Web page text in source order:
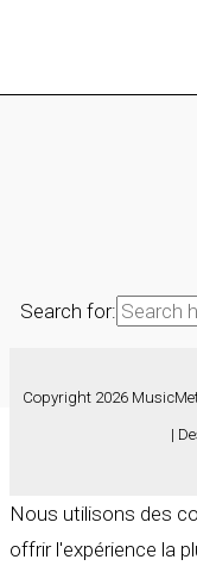
Search for:
Copyright 2026
|
Nous utilisons des
offrir l'expérience la